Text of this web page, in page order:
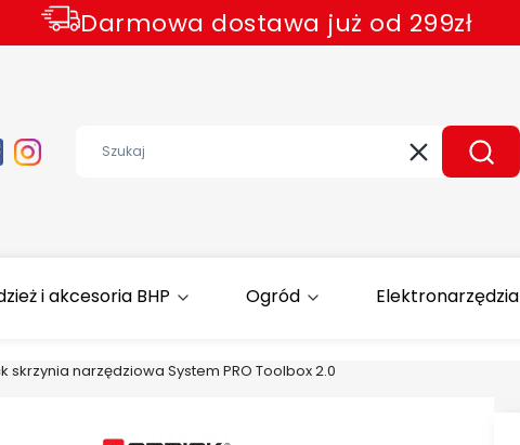
Darmowa dostawa już od 299zł
Wyczyść Szukaj
i akcesoria BHP Ogród Elektronarzędzia
skrzynia narzędziowa System PRO Toolbox 2.0